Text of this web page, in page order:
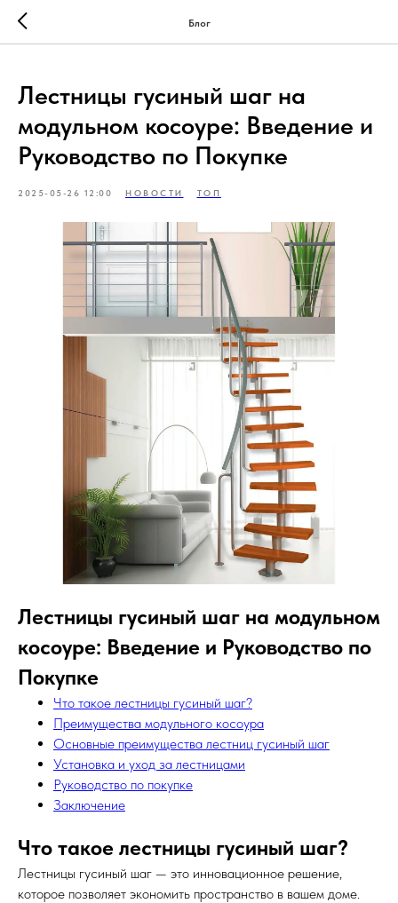
Блог
Лестницы гусиный шаг на
модульном косоуре: Введение и
Руководство по Покупке
2025-05-26 12:00 НОВОСТИ ТОП
Лестницы гусиный шаг на модульном
косоуре: Введение и Руководство по
Покупке
Что такое лестницы гусиный шаг?
Преимущества модульного косоура
Основные преимущества лестниц гусиный шаг
Установка и уход за лестницами
Руководство по покупке
Заключение
Что такое лестницы гусиный шаг?
Лестницы гусиный шаг — это инновационное решение,
которое позволяет экономить пространство в вашем доме.